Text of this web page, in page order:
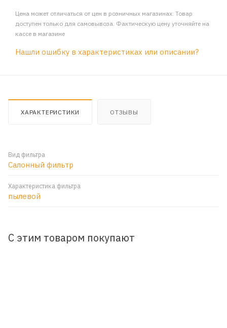
Цена может отличаться от цен в розничных магазинах. Товар
доступен только для самовывоза. Фактическую цену уточняйте на
кассе в магазине
Нашли ошибку в характеристиках или описании?
ХАРАКТЕРИСТИКИ ОТЗЫВЫ
Вид фильтра
Салонный фильтр
Характеристика фильтра
пылевой
С этим товаром покупают